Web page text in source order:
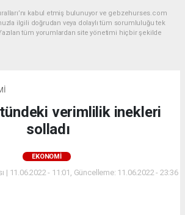
kabul etmiş bulunuyor ve gebzehurses.com
ilgili doğrudan veya dolaylı tüm sorumluluğu tek
tüm yorumlardan site yönetimi hiçbir şekilde
verimlilik inekleri
solladı
EKONOMİ
| 11.06.2022 - 11:01, Güncelleme: 11.06.2022 - 23:36